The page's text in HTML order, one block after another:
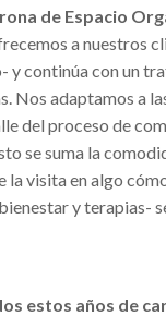
de Espacio
a nuestros
continúa con un
Nos adaptamos a
del proceso de
se suma la
visita en algo
y terapias-
estos años de